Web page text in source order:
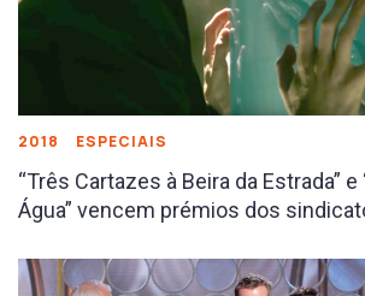
2018 ESPECIAIS
“Três Cartazes à Beira da Estrada” e
Água” vencem prémios dos